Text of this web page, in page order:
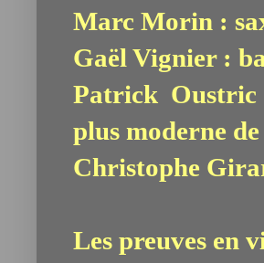
Marc Morin :
Gaël Vignier :
Patrick Oustric
plus moderne
Christophe
Les preuves en